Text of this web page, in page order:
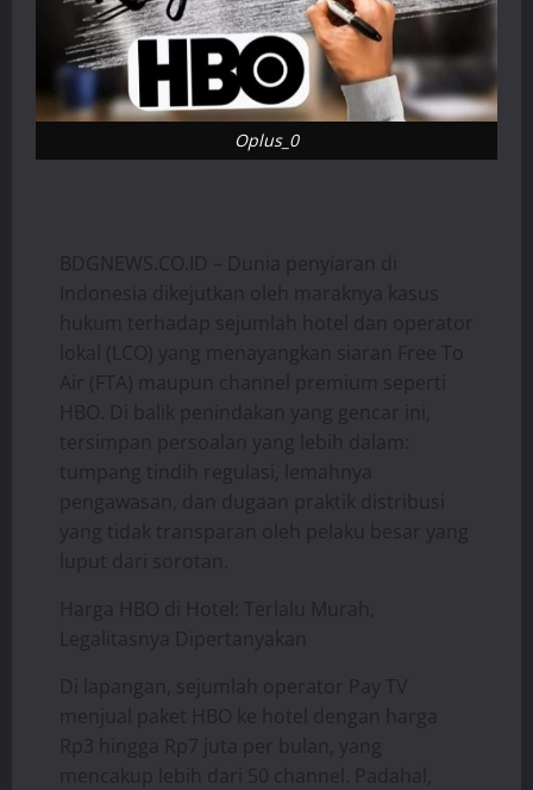
Oplus_0
BDGNEWS.CO.ID – Dunia penyiaran di
Indonesia dikejutkan oleh maraknya kasus
hukum terhadap sejumlah hotel dan operator
lokal (LCO) yang menayangkan siaran Free To
Air (FTA) maupun channel premium seperti
HBO. Di balik penindakan yang gencar ini,
tersimpan persoalan yang lebih dalam:
tumpang tindih regulasi, lemahnya
pengawasan, dan dugaan praktik distribusi
yang tidak transparan oleh pelaku besar yang
luput dari sorotan.
Harga HBO di Hotel: Terlalu Murah,
Legalitasnya Dipertanyakan
Di lapangan, sejumlah operator Pay TV
menjual paket HBO ke hotel dengan harga
Rp3 hingga Rp7 juta per bulan, yang
mencakup lebih dari 50 channel. Padahal,